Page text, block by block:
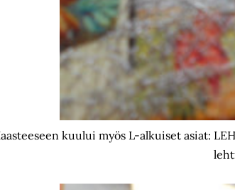
kuului myös L-alkuiset asiat: